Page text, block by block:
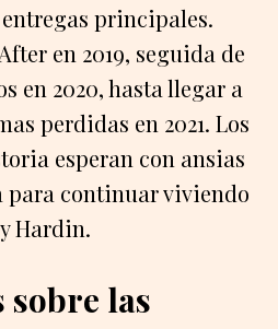
principales.
en 2019, seguida de
en 2020, hasta llegar a
perdidas en 2021. Los
esperan con ansias
para continuar viviendo
Hardin.
sobre las